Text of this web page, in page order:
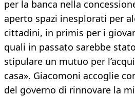
per la banca nella
aperto spazi inesplorati per
cittadini, in primis per i
quali in passato sarebbe
stipulare un mutuo per
casa». Giacomoni accoglie
del governo di rinnovare la